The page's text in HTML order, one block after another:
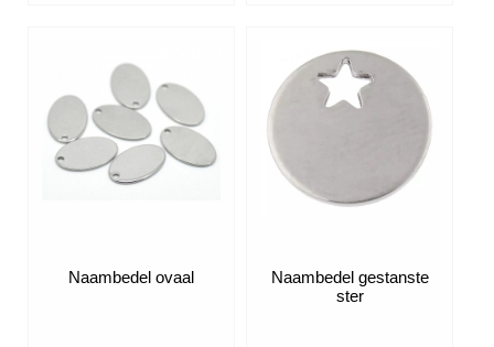
Naambedel ovaal
Naambedel gestanste
ster